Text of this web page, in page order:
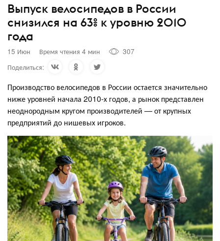
Выпуск велосипедов в России
снизился на 63% к уровню 2010
года
15 Июн Время чтения 4 мин
307
Поделиться:
Производство велосипедов в России остается значительно
ниже уровней начала 2010-х годов, а рынок представлен
неоднородным кругом производителей — от крупных
предприятий до нишевых игроков.